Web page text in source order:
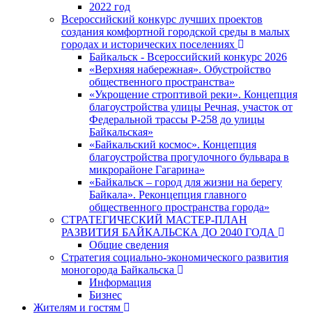
2022 год
Всероссийский конкурс лучших проектов
создания комфортной городской среды в малых
городах и исторических поселениях
Байкальск - Всероссийский конкурс 2026
«Верхняя набережная». Обустройство
общественного пространства»
«Укрощение строптивой реки». Концепция
благоустройства улицы Речная, участок от
Федеральной трассы Р-258 до улицы
Байкальская»
«Байкальский космос». Концепция
благоустройства прогулочного бульвара в
микрорайоне Гагарина»
«Байкальск – город для жизни на берегу
Байкала». Реконцепция главного
общественного пространства города»
СТРАТЕГИЧЕСКИЙ МАСТЕР-ПЛАН
РАЗВИТИЯ БАЙКАЛЬСКА ДО 2040 ГОДА
Общие сведения
Стратегия социально-экономического развития
моногорода Байкальска
Информация
Бизнес
Жителям и гостям